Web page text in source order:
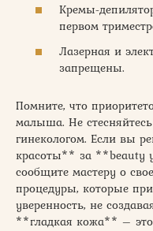
Кремы-
первом
Лазерная и
запрещены.
Помните, что
малыша. Не
гинекологом. Если вы
красоты** за **beauty
сообщите мастеру о
процедуры, которые
уверенность, не
**гладкая кожа** – это